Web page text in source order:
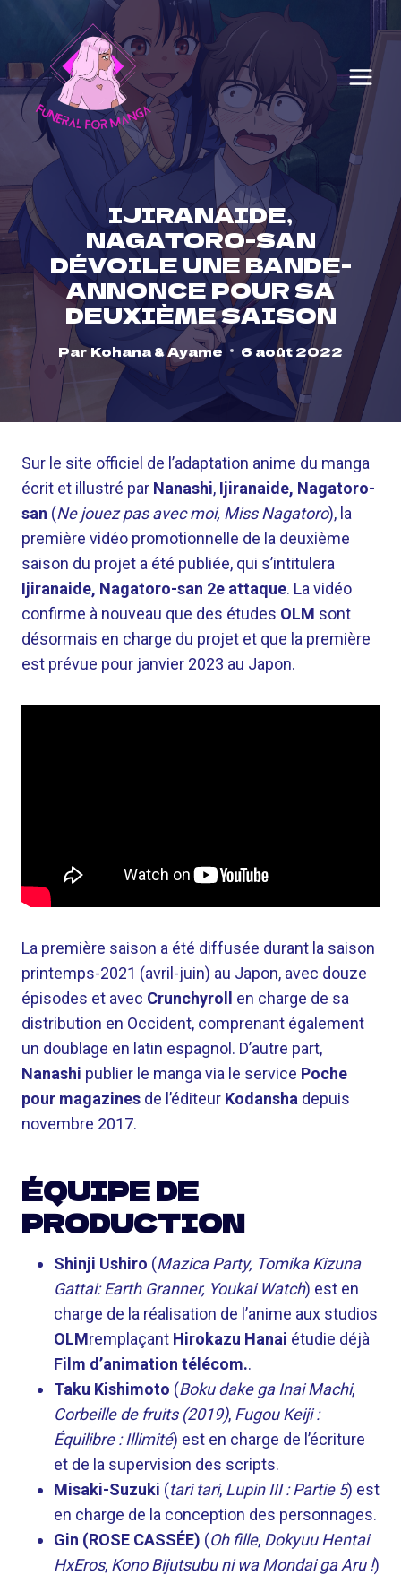
content
IJIRANAIDE,
NAGATORO-SAN
DÉVOILE UNE BANDE-
ANNONCE POUR SA
DEUXIÈME SAISON
ParKohana & Ayame 6 août 2022
Sur le site officiel de l’adaptation anime du manga
écrit et illustré par Nanashi, Ijiranaide, Nagatoro-
san (Ne jouez pas avec moi, Miss Nagatoro), la
première vidéo promotionnelle de la deuxième
saison du projet a été publiée, qui s’intitulera
Ijiranaide, Nagatoro-san 2e attaque. La vidéo
confirme à nouveau que des études OLM sont
désormais en charge du projet et que la première
est prévue pour janvier 2023 au Japon.
La première saison a été diffusée durant la saison
printemps-2021 (avril-juin) au Japon, avec douze
épisodes et avec Crunchyroll
en charge de sa
distribution en Occident, comprenant également
un doublage en latin espagnol. D’autre part,
Nanashi publier le manga via le service Poche
pour magazines de l’éditeur Kodansha depuis
novembre 2017.
ÉQUIPE DE
PRODUCTION
Shinji Ushiro (Mazica Party, Tomika Kizuna
Gattai: Earth Granner, Youkai Watch) est en
charge de la réalisation de l’anime aux studios
OLMremplaçant Hirokazu Hanai étudie déjà
Film d’animation télécom..
Taku Kishimoto (Boku dake ga Inai Machi,
Corbeille de fruits (2019), Fugou Keiji :
Équilibre : Illimité) est en charge de l’écriture
et de la supervision des scripts.
Misaki-Suzuki (tari tari, Lupin III : Partie 5) est
en charge de la conception des personnages.
Gin (ROSE CASSÉE) (Oh fille, Dokyuu Hentai
HxEros, Kono Bijutsubu ni wa Mondai ga Aru !)